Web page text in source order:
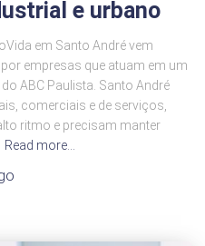
e urbano
em Santo André vem
empresas que atuam em um
ABC Paulista. Santo André
comerciais e de serviços,
ritmo e precisam manter
Read more…